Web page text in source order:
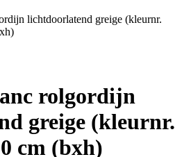
lichtdoorlatend greige (kleurnr.
rolgordijn
greige (kleurnr.
cm (bxh)